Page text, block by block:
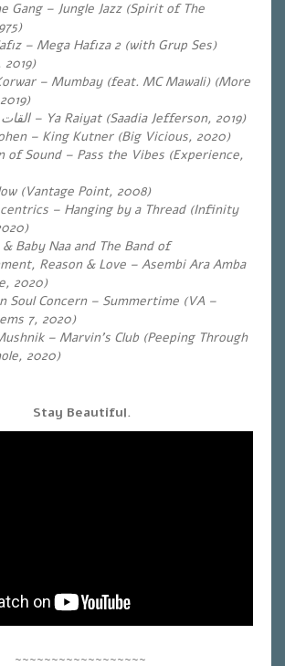
Gang – Jungle Jazz (Spirit of The
– Mega Hafıza 2 (with Grup Ses)
– Mumbay (feat. MC Mawali) (More
القات– Ya Raiyat (Saadia Jefferson, 2019)
– King Kutner (Big Vicious, 2020)
of Sound – Pass the Vibes (Experience,
(Vantage Point, 2008)
– Hanging by a Thread (Infinity
Baby Naa and The Band of
Reason & Love – Asembi Ara Amba
2020)
Soul Concern – Summertime (VA –
7, 2020)
– Marvin’s Club (Peeping Through
2020)
Stay Beautiful.
~~~~~~~~~~~~~~~~~~